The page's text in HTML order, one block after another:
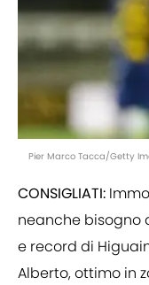
Pier Marco Tacca/Getty
CONSIGLIATI:
neanche bisogno
e record di
Alberto, ottimo in